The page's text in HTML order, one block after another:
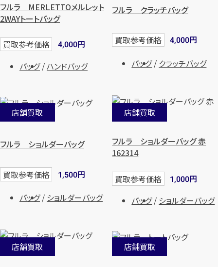
フルラ MERLETTOメルレット
2WAYトートバッグ
買取参考価格 4,000円
バッグ ハンドバッグ
フルラ クラッチバッグ
買取参考価格 4,000円
バッグ クラッチバッグ
店舗買取
フルラ ショルダーバッグ
買取参考価格 1,500円
バッグ ショルダーバッグ
店舗買取
フルラ ショルダーバッグ 赤
162314
買取参考価格 1,000円
バッグ
ショルダーバッグ
店舗買取 店舗買取